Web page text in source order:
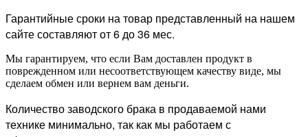
Гарантийные сроки на товар представленный на нашем
сайте составляют от 6 до 36 мес.
Мы гарантируем, что если Вам доставлен продукт в
поврежденном или несоответствующем качеству виде, мы
сделаем обмен или вернем вам деньги.
Количество заводского брака в продаваемой нами
технике минимально, так как мы работаем с